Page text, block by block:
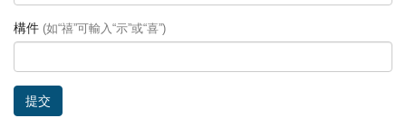
構件 (如“禧”可輸入“示”或“喜”)
提交